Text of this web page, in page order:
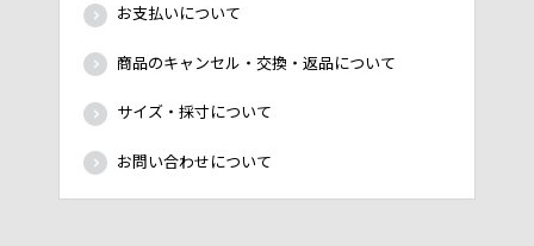
お支払いについて
商品のキャンセル・交換・返品について
サイズ・採寸について
お問い合わせについて